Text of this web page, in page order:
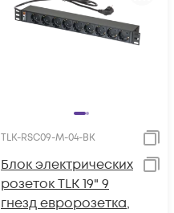
TLK-RSC09-M-04-BK
Блок электрических
розеток TLK 19" 9
гнезд евророзетка,